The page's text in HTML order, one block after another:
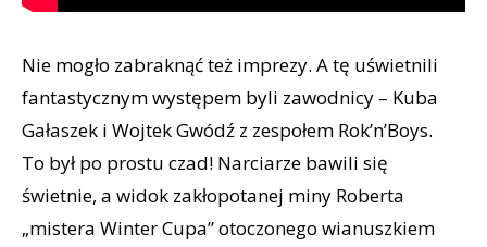
Nie mogło zabraknąć też imprezy. A tę uświetnili
fantastycznym występem byli zawodnicy – Kuba
Gałaszek i Wojtek Gwódź z zespołem Rok’n’Boys.
To był po prostu czad! Narciarze bawili się
świetnie, a widok zakłopotanej miny Roberta
„mistera Winter Cupa” otoczonego wianuszkiem